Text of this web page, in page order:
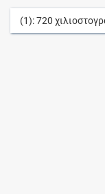
(1):720